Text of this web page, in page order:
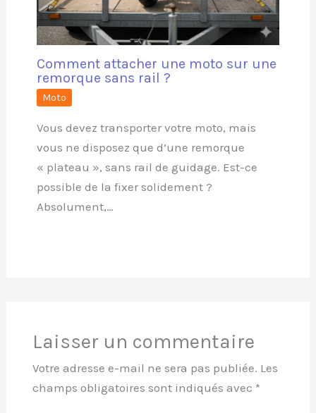
Comment attacher une moto sur une
remorque sans rail ?
Moto
Vous devez transporter votre moto, mais
vous ne disposez que d’une remorque
« plateau », sans rail de guidage. Est-ce
possible de la fixer solidement ?
Absolument,…
Laisser un commentaire
Votre adresse e-mail ne sera pas publiée. Les
champs obligatoires sont indiqués avec *